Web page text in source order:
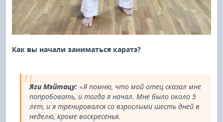
Как вы начали заниматься каратэ?
Яги Мэйтацу: «Я помню, что мой отец сказал мне
попробовать, и тогда я начал. Мне было около 5
лет, и я тренировался со взрослыми шесть дней в
неделю, кроме воскресенья.